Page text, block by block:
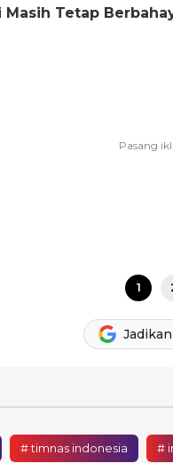
Tetap
1
# timnas indonesia #